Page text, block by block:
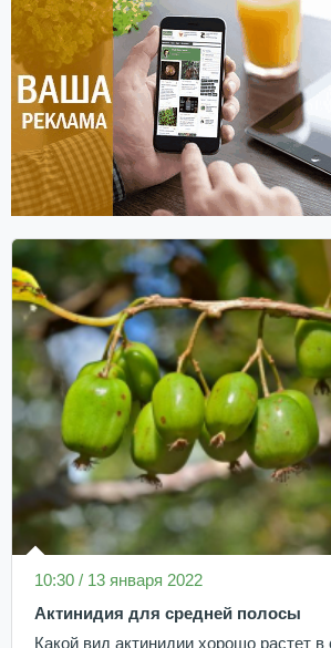
10:30 / 13 января 2022
Актинидия для средней полосы
Какой вид актинидии хорошо растет